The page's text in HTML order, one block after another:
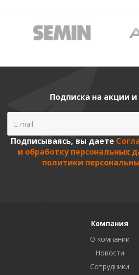
Подписка на акции
Подписываясь, вы даете
и обработку персональных
политики
Компания
О компании
Новости
Сотрудники